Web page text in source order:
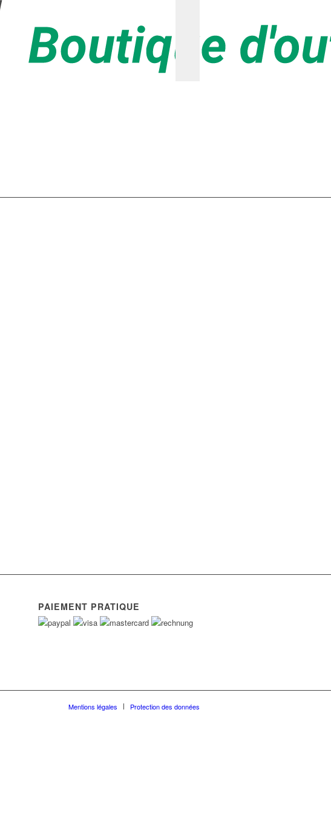
PAIEMENT PRATIQUE
Mentions légales Protection des données